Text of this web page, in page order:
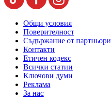
Общи условия
Поверителност
Съдържание от партньори
Контакти
Етичен кодекс
Всички статии
Ключови думи
Реклама
За нас